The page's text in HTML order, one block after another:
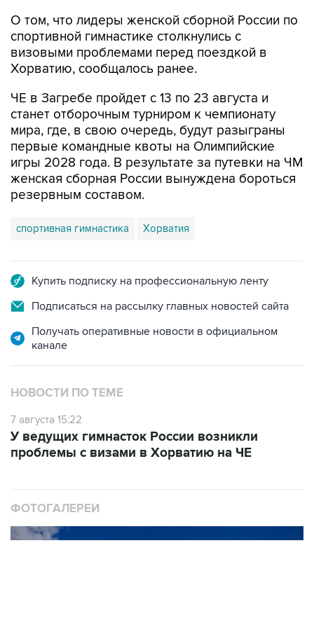
О том, что лидеры женской сборной России по
спортивной гимнастике столкнулись с
визовыми проблемами перед поездкой в
Хорватию, сообщалось ранее.
ЧЕ в Загребе пройдет с 13 по 23 августа и
станет отборочным турниром к чемпионату
мира, где, в свою очередь, будут разыграны
первые командные квоты на Олимпийские
игры 2028 года. В результате за путевки на ЧМ
женская сборная России вынуждена бороться
резервным составом.
спортивная гимнастика Хорватия
Купить подписку на профессиональную ленту
Подписаться на рассылку главных новостей сайта
Получать оперативные новости в официальном
канале
НОВОСТИ ПО ТЕМЕ
7 августа 15:22
У ведущих гимнасток России возникли
проблемы с визами в Хорватию на ЧЕ
ФОТОГАЛЕРЕИ